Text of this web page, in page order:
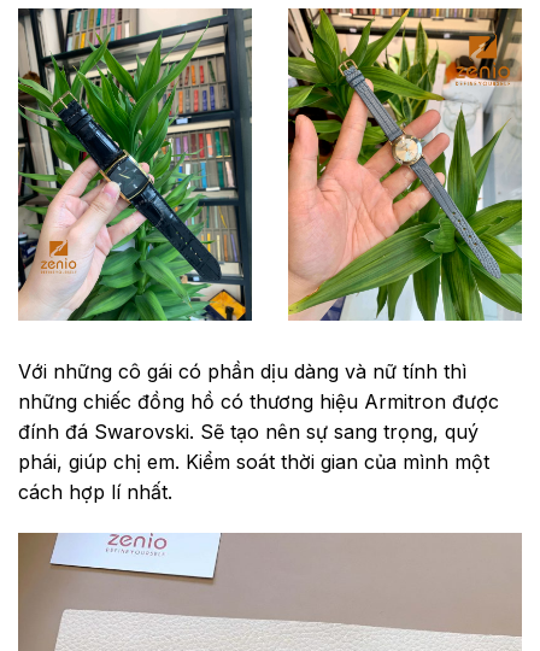
Với những cô gái có phần dịu dàng và nữ tính thì
những chiếc đồng hồ có thương hiệu Armitron được
đính đá Swarovski. Sẽ tạo nên sự sang trọng, quý
phái, giúp chị em. Kiểm soát thời gian của mình một
cách hợp lí nhất.